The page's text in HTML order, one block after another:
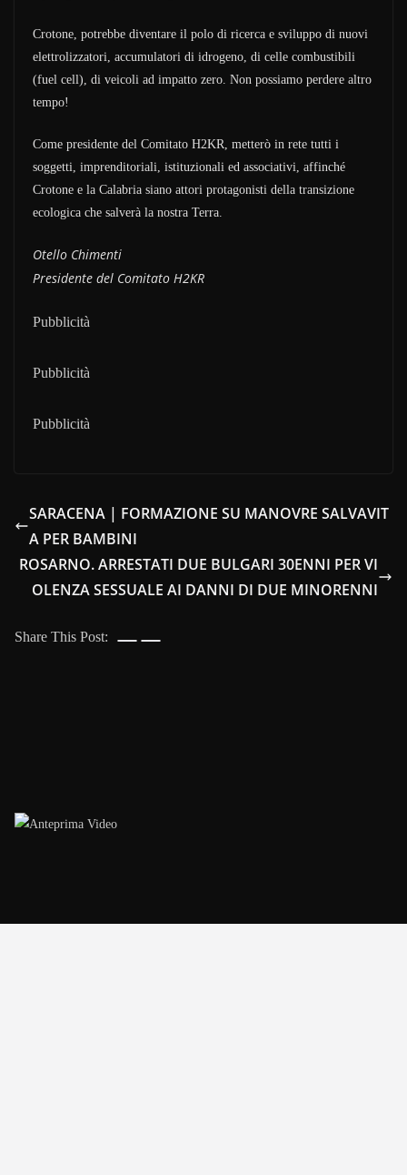
Crotone, potrebbe diventare il polo di ricerca e sviluppo di nuovi
elettrolizzatori, accumulatori di idrogeno, di celle combustibili
(fuel cell), di veicoli ad impatto zero. Non possiamo perdere altro
tempo!
Come presidente del Comitato H2KR, metterò in rete tutti i
soggetti, imprenditoriali, istituzionali ed associativi, affinché
Crotone e la Calabria siano attori protagonisti della transizione
ecologica che salverà la nostra Terra.
Otello Chimenti
Presidente del Comitato H2KR
Pubblicità
Pubblicità
Pubblicità
SARACENA | FORMAZIONE SU MANOVRE SALVAVIT
A PER BAMBINI
ROSARNO. ARRESTATI DUE BULGARI 30ENNI PER VI
OLENZA SESSUALE AI DANNI DI DUE MINORENNI
Share This Post: